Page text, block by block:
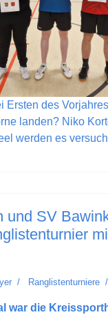
Ersten des
landen? Niko
werden es
und SV
Ranglistenturniere
war die